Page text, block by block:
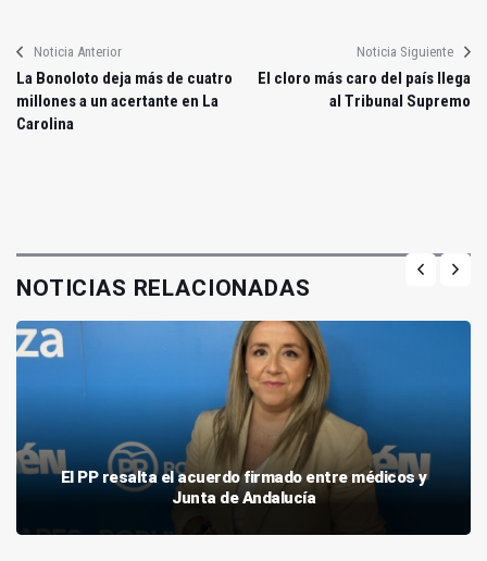
Noticia Anterior
La Bonoloto deja más de cuatro
millones a un acertante en La
Carolina
Noticia Siguiente
El cloro más caro del país llega
al Tribunal Supremo
NOTICIAS RELACIONADAS
El PP resalta el acuerdo firmado entre médicos y
Junta de Andalucía